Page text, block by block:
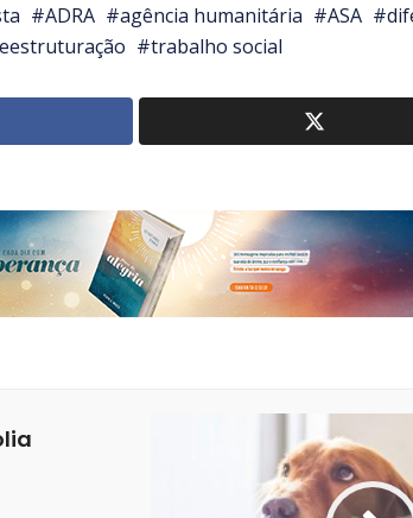
ADRA agência humanitária ASA
trabalho social